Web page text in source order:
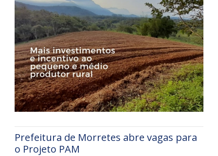
Prefeitura de Morretes abre vagas para
o Projeto PAM